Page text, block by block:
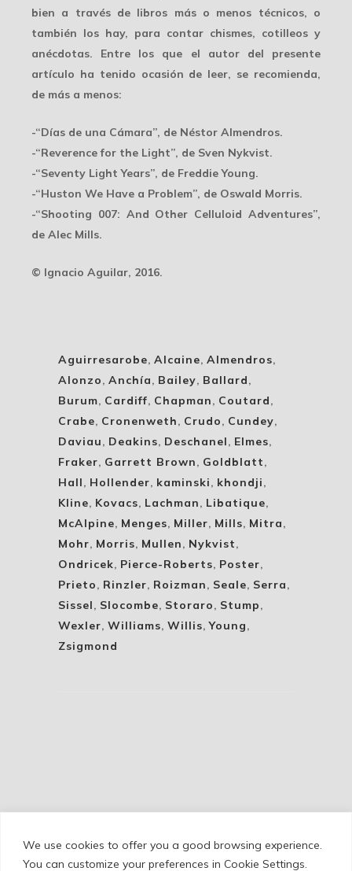
We use cookies to offer you a good browsing experience.
You can customize your preferences in Cookie Settings.
bien a través de libros más o menos técnicos, o
también los hay, para contar chismes, cotilleos y
anécdotas. Entre los que el autor del presente
artículo ha tenido ocasión de leer, se recomienda,
de más a menos:
-“Días de una Cámara”, de Néstor Almendros.
-“Reverence for the Light”, de Sven Nykvist.
-“Seventy Light Years”, de Freddie Young.
-“Huston We Have a Problem”, de Oswald Morris.
-“Shooting 007: And Other Celluloid Adventures”,
de Alec Mills.
© Ignacio Aguilar, 2016.
Aguirresarobe, Alcaine, Almendros,
Alonzo, Anchía, Bailey, Ballard,
Burum, Cardiff, Chapman, Coutard,
Crabe, Cronenweth, Crudo, Cundey,
Daviau, Deakins, Deschanel, Elmes,
Fraker, Garrett Brown, Goldblatt,
Hall, Hollender, kaminski, khondji,
Kline, Kovacs, Lachman, Libatique,
McAlpine, Menges, Miller, Mills, Mitra,
Mohr, Morris, Mullen, Nykvist,
Ondricek, Pierce-Roberts, Poster,
Prieto, Rinzler, Roizman, Seale, Serra,
Sissel, Slocombe, Storaro, Stump,
Wexler, Williams, Willis,Young,
Zsigmond
Cookie Policy/Privacy Policy /Legal Warning